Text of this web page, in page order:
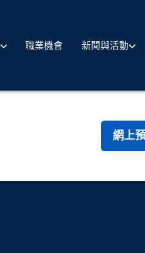
職業機會 新聞與活動
網上